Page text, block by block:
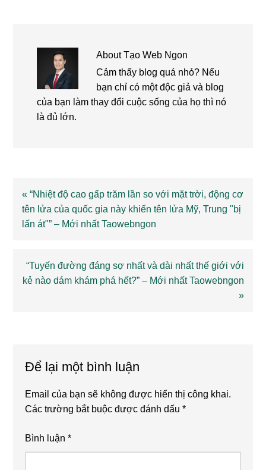
AboutTạo Web Ngon
Cảm thấy blog quá nhỏ? Nếu
bạn chỉ có một độc giả và blog
của bạn làm thay đổi cuộc sống của họ thì nó
là đủ lớn.
Previous
Post:
« “Nhiệt độ cao gấp trăm lần so với mặt trời, động cơ
tên lửa của quốc gia này khiến tên lửa Mỹ, Trung "bị
lấn át"” – Mới nhất Taowebngon
Next
Post:
“Tuyến đường đáng sợ nhất và dài nhất thế giới với
kẻ nào dám khám phá hết?” – Mới nhất Taowebngon
»
Để lại một bình luận
Email của bạn sẽ không được hiển thị công khai.
Các trường bắt buộc được đánh dấu*
Bình luận*